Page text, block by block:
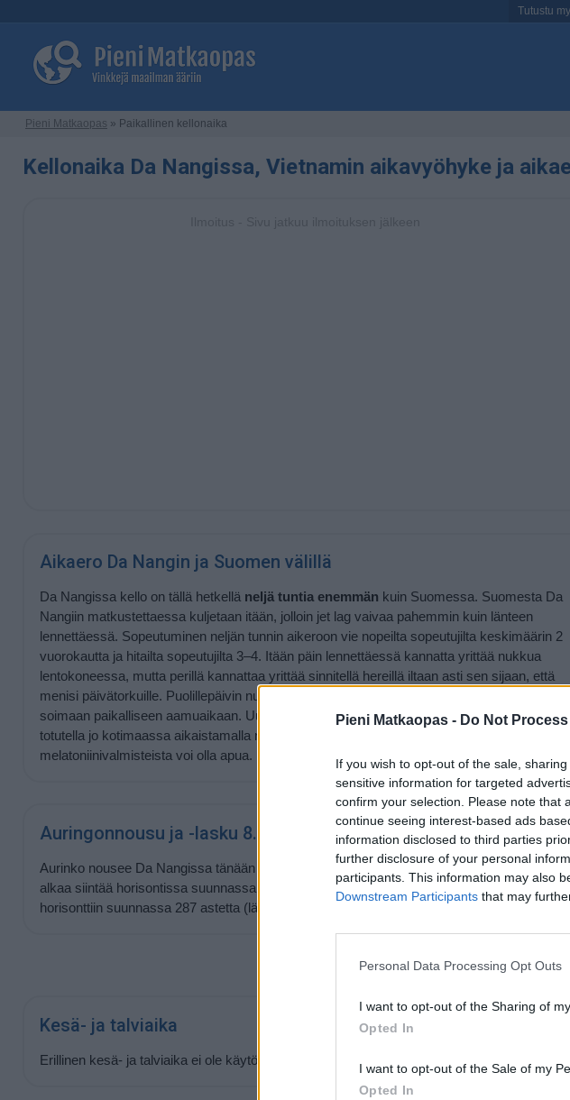
Pieni Matkaopas - Do Not
If you wish to opt-out of the sale,
sensitive information for targeted
confirm your selection. Please note that
continue seeing interest-based ads
information disclosed to third parties
further disclosure of your personal
participants. This information may also
Downstream Participants that may
Personal Data Processing Opt Outs
I want to opt-out of the Sharing of
Opted In
I want to opt-out of the Sale of my
Opted In
Tutustu
Pieni Matkaopas » Paikallinen kellonaika
Kellonaika Da Nangissa, Vietnamin aikavyöhyke ja
Aikaero Da Nangin ja Suomen välillä
Da Nangissa kello on tällä hetkellä neljä tuntia enemmän kuin Suomessa. Suomesta Da
Nangiin matkustettaessa kuljetaan itään, jolloin jet lag vaivaa pahemmin kuin länteen
lennettäessä. Sopeutuminen neljän tunnin aikeroon vie nopeilta sopeutujilta keskimäärin 2
vuorokautta ja hitailta sopeutujilta 3–4. Itään päin lennettäessä kannatta yrittää nukkua
lentokoneessa, mutta perillä kannattaa yrittää sinnitellä hereillä iltaan asti sen sijaan, että
menisi päivätorkuille. Puolillepäivin nukkumista kannattaa välttää, ja laittaa herätyskello
soimaan paikalliseen aamuaikaan. Uuteen rytmiin voi mahdollisuuksien mukaan alkaa
totutella jo kotimaassa aikaistamalla nukkumaanmenoaikaa tunnilla tai parilla. Myös
melatoniinivalmisteista voi olla apua.
Auringonnousu ja -lasku 8.8.2026
Aurinko nousee Da Nangissa tänään kello ja laskee kello18:15. Nouseva aurinko
alkaa siintää horisontissa suunnassa 73 astetta (itä) ja laskeva aurinko painuu mailleen
horisonttiin suunnassa 287 astetta (länsi).
Kesä- ja talviaika
Erillinen kesä- ja talviaika ei ole käytössä Da Nangissa tänä vuonna.